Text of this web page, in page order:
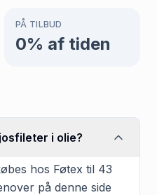
PÅ TILBUD
0% af tiden
i olie?
hos Føtex til 43
på denne side